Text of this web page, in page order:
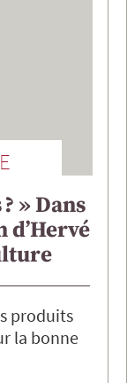
» Dans
d’Hervé
produits
la bonne